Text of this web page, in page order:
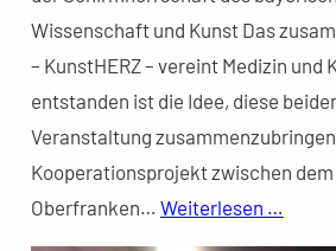
Wissenschaft und Kunst Das
– KunstHERZ – vereint Medizin und
entstanden ist die Idee, diese
Veranstaltung
Kooperationsprojekt zwischen
Oberfranken… Weiterlesen …